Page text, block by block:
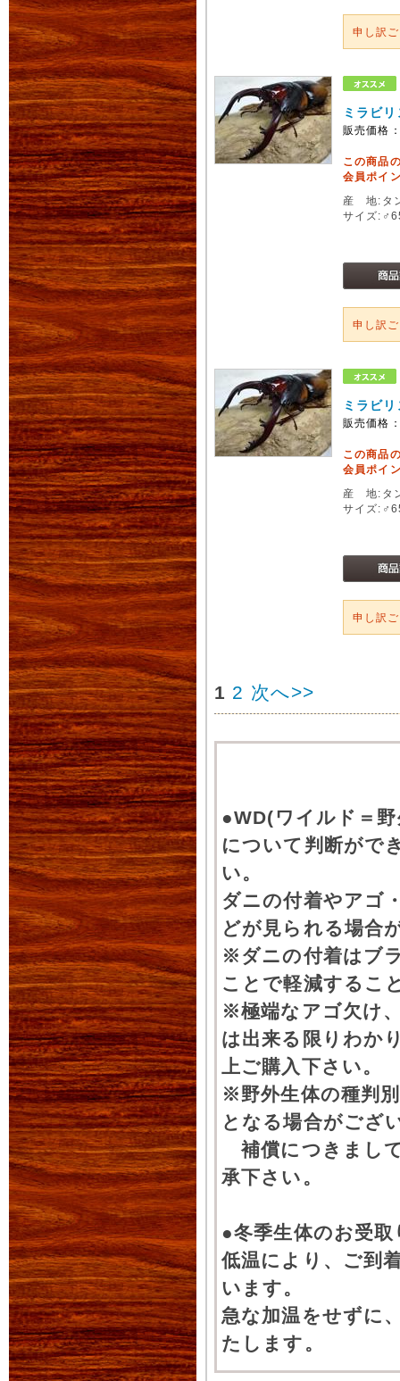
申し訳
ミラビ
販売価格
この商品
会員ポイ
産 地:タ
サイズ
申し訳
ミラビ
販売価格
この商品
会員ポイ
産 地:タ
サイズ
申し訳
1 2 次へ>>
●WD(ワイルド＝
について判断がで
い。
ダニの付着やアゴ
どが見られる場合
※ダニの付着はブ
ことで軽減するこ
※極端なアゴ欠け
は出来る限りわか
上ご購入下さい。
※野外生体の種判
となる場合がござ
補償につきまし
承下さい。
●冬季生体のお受
低温により、ご到
います。
急な加温をせずに
たします。